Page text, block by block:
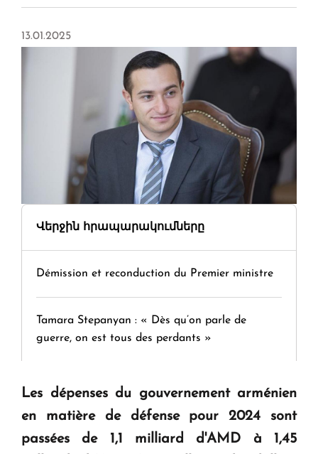
13.01.2025
Վերջին հրապարակումները
Démission et reconduction du Premier ministre
Tamara Stepanyan : « Dès qu’on parle de
guerre, on est tous des perdants »
" Tant qu'il n'existe pas d'alternative concrète, la
question d'un référendum ne se pose pas. "
Les dépenses du gouvernement arménien
en matière de défense pour 2024 sont
passées de 1,1 milliard d'AMD à 1,45